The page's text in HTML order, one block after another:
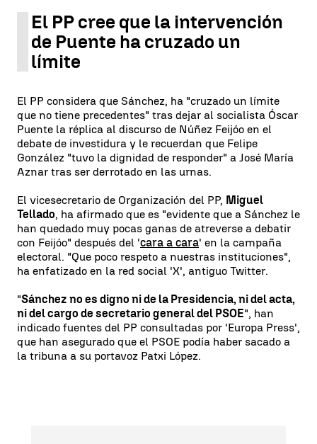
El PP cree que la intervención
de Puente ha cruzado un
límite
El PP considera que Sánchez, ha "cruzado un límite
que no tiene precedentes" tras dejar al socialista Óscar
Puente la réplica al discurso de Núñez Feijóo en el
debate de investidura y le recuerdan que Felipe
González "tuvo la dignidad de responder" a José María
Aznar tras ser derrotado en las urnas.
El vicesecretario de Organización del PP, Miguel
Tellado, ha afirmado que es "evidente que a Sánchez le
han quedado muy pocas ganas de atreverse a debatir
con Feijóo" después del 'cara a cara' en la campaña
electoral. "Que poco respeto a nuestras instituciones",
ha enfatizado en la red social 'X', antiguo Twitter.
"Sánchez no es digno ni de la Presidencia, ni del acta,
ni del cargo de secretario general del PSOE", han
indicado fuentes del PP consultadas por 'Europa Press',
que han asegurado que el PSOE podía haber sacado a
la tribuna a su portavoz Patxi López.